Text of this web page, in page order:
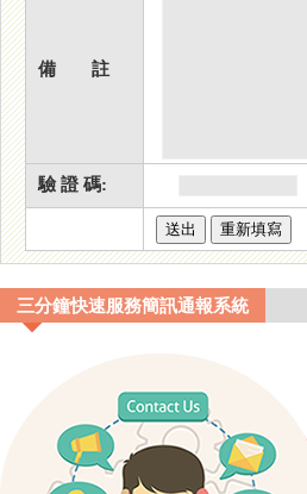
備 註
驗 證 碼:
三分鐘快速服務簡訊通報系統